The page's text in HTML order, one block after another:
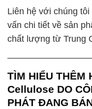
Liên hệ với chúng
vấn chi tiết về sản
chất lượng từ Trung
TÌM HIỂU THÊM
Cellulose DO
PHÁT ĐANG